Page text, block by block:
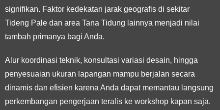
signifikan. Faktor kedekatan jarak geografis di sekitar
Tideng Pale dan area Tana Tidung lainnya menjadi nilai
tambah primanya bagi Anda.
Alur koordinasi teknik, konsultasi variasi desain, hingga
penyesuaian ukuran lapangan mampu berjalan secara
dinamis dan efisien karena Anda dapat memantau langsung
perkembangan pengerjaan teralis ke workshop kapan saja.